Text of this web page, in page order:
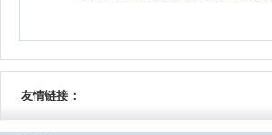
友情链接：